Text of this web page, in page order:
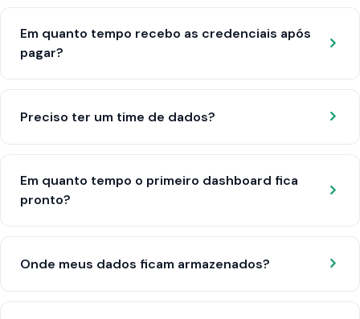
Em quanto tempo recebo as credenciais após
pagar?
Preciso ter um time de dados?
Em quanto tempo o primeiro dashboard fica
pronto?
Onde meus dados ficam armazenados?